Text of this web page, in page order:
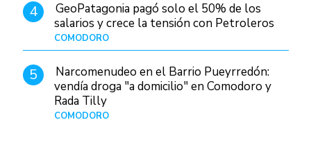
4
GeoPatagonia pagó solo el 50% de los
salarios y crece la tensión con Petroleros
COMODORO
5
Narcomenudeo en el Barrio Pueyrredón:
vendía droga "a domicilio" en Comodoro y
Rada Tilly
COMODORO